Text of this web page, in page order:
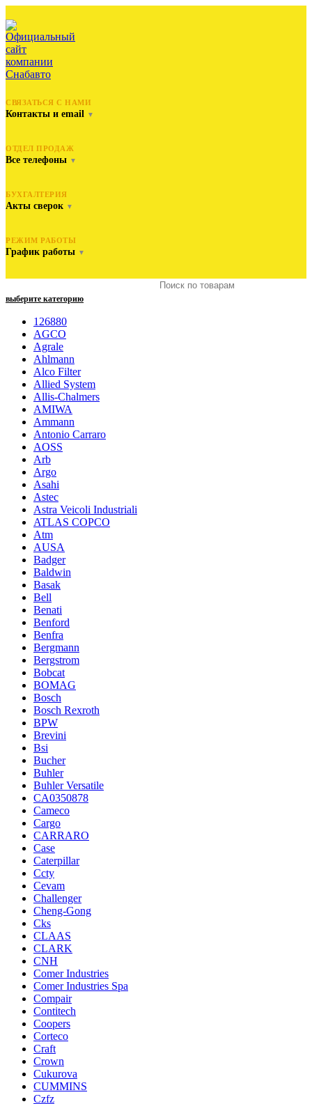
СВЯЗАТЬСЯ С НАМИ
Контакты и email ▼
ОТДЕЛ ПРОДАЖ
Все телефоны ▼
БУХГАЛТЕРИЯ
Акты сверок ▼
РЕЖИМ РАБОТЫ
График работы ▼
выберите категорию
126880
AGCO
Agrale
Ahlmann
Alco Filter
Allied System
Allis-Chalmers
AMIWA
Ammann
Antonio Carraro
AOSS
Arb
Argo
Asahi
Astec
Astra Veicoli Industriali
ATLAS COPCO
Atm
AUSA
Badger
Baldwin
Basak
Bell
Benati
Benford
Benfra
Bergmann
Bergstrom
Bobcat
BOMAG
Bosch
Bosch Rexroth
BPW
Brevini
Bsi
Bucher
Buhler
Buhler Versatile
CA0350878
Cameco
Cargo
CARRARO
Case
Caterpillar
Ccty
Cevam
Challenger
Cheng-Gong
Cks
CLAAS
CLARK
CNH
Comer Industries
Comer Industries Spa
Compair
Contitech
Coopers
Corteco
Craft
Crown
Cukurova
CUMMINS
Czfz